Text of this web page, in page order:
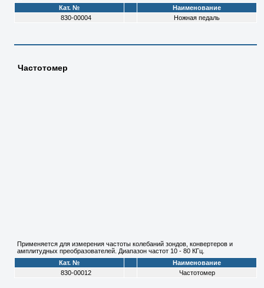
Кат. №
Наименование
830-00004
Ножная педаль
Частотомер
Применяется для измерения частоты колебаний зондов, конвертеров и
амплитудных преобразователей. Диапазон частот 10 - 80 КГц.
Кат. №
Наименование
830-00012
Частотомер